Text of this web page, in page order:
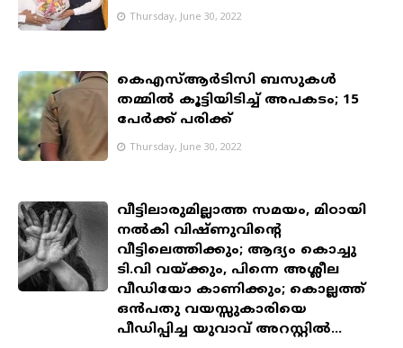
Thursday, June 30, 2022
കെഎസ്ആര്‍ടിസി ബസുകള്‍
തമ്മിൽ കൂട്ടിയിടിച്ച് അപകടം; 15
പേർക്ക് പരിക്ക്
Thursday, June 30, 2022
വീട്ടിലാരുമില്ലാത്ത സമയം, മിഠായി
നൽകി വിഷ്ണുവിൻ്റെ
വീട്ടിലെത്തിക്കും; ആദ്യം കൊച്ചു
ടി.വി വയ്ക്കും, പിന്നെ അശ്ലീല
വീഡിയോ കാണിക്കും; കൊല്ലത്ത്
ഒൻപതു വയസ്സുകാരിയെ
പീഡിപ്പിച്ച യുവാവ് അറസ്റ്റിൽ...